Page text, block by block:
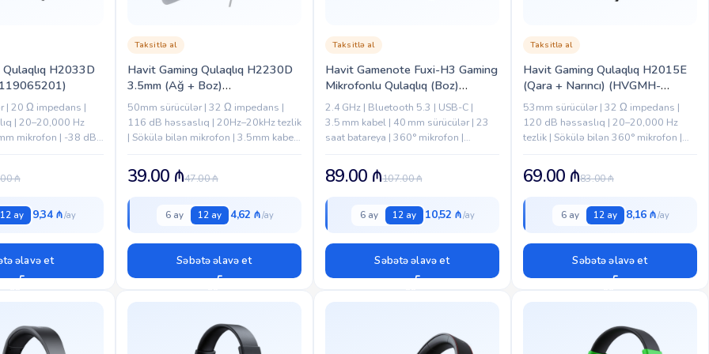
H2033D
| 20 Ω impedans |
| 20–20,000 Hz
mikrofon | -38 dB
₼
12 ay 9,34 ₼
əlavə et
Havit Gaming Qulaqlıq H2230D
3.5mm (Ağ + Boz)
(6939119064785)
Taksitlə al
50mm sürücülər | 32 Ω impedans |
116 dB həssaslıq | 20Hz–20kHz tezlik
| Sökülə bilən mikrofon | 3.5mm kabel |
PC|PS4|PS5|Xbox|Nintendo...
47.00₼
39.00 ₼
6 ay 12 ay 4,62 ₼
Səbətə əlavə et
Havit Gamenote Fuxi-H3 Gaming
Mikrofonlu Qulaqlıq (Boz)
(6939119064419)
Taksitlə al
2.4 GHz | Bluetooth 5.3 | USB-C |
3.5 mm kabel | 40 mm sürücülər | 23
saat batareya | 360° mikrofon |
Switch uyğundur | Erqonomik dizayn
107.00₼
89.00 ₼
6 ay 12 ay 10,52 ₼
Səbətə əlavə et
Havit Gaming Qulaqlıq H2015E
(Qara + Narıncı) (HVGMH-
H2015E-BO)
Taksitlə al
53mm sürücülər | 32 Ω impedans |
120 dB həssaslıq | 20–20,000 Hz
tezlik | Sökülə bilən 360° mikrofon |
313.7g çəki...
83.00₼
69.00 ₼
6 ay 12 ay 8,16 ₼
Səbətə əlavə et